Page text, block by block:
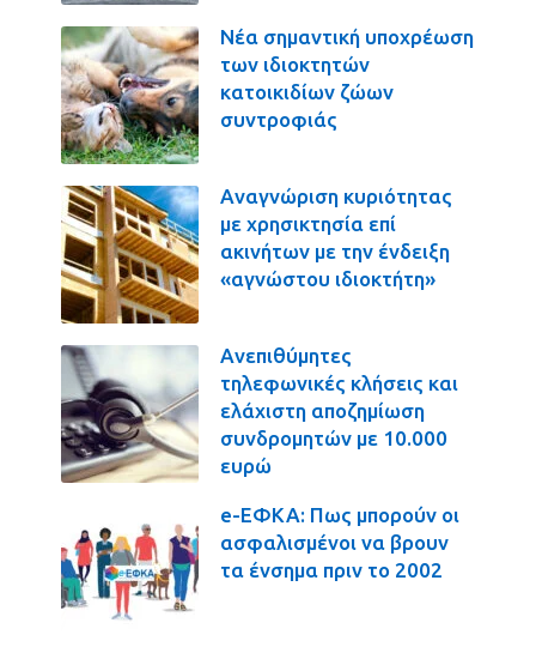
Νέα σημαντική υποχρέωση
των ιδιοκτητών
κατοικιδίων ζώων
συντροφιάς
Αναγνώριση κυριότητας
με χρησικτησία επί
ακινήτων με την ένδειξη
«αγνώστου ιδιοκτήτη»
Ανεπιθύμητες
τηλεφωνικές κλήσεις και
ελάχιστη αποζημίωση
συνδρομητών με 10.000
ευρώ
e-ΕΦΚΑ: Πως μπορούν οι
ασφαλισμένοι να βρουν
τα ένσημα πριν το 2002